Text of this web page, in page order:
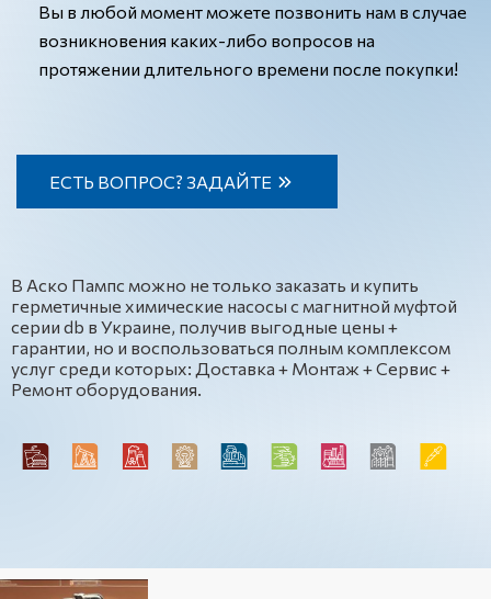
Вы в любой момент можете позвонить нам в случае
возникновения каких-либо вопросов на
протяжении длительного времени после покупки!
ЕСТЬ ВОПРОС? ЗАДАЙТЕ
В Аско Пампс можно не только заказать и купить
герметичные химические насосы с магнитной муфтой
серии db в Украине, получив выгодные цены +
гарантии, но и воспользоваться полным комплексом
услуг среди которых: Доставка + Монтаж + Сервис +
Ремонт оборудования.